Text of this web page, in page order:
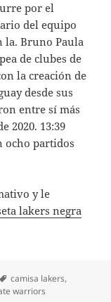
por el
del equipo
la. Bruno Paula
de clubes de
la creación de
desde sus
entre sí más
2020. 13:39
ocho partidos
y le
lakers negra
Etiquetas
camisa lakers,
warriors